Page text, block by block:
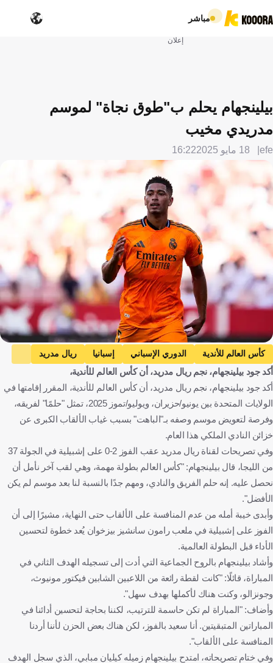
مباشر
إعلان
بيلينجهام يحلم ب"طوق نجاة" لموسم
مدريدي مخيب
efe 18 مايو 2025 16:22
كأس العالم للأندية الدوري الإسباني إسبانيا
ريال مدريد
إشبيلية
الهلال
المملكة العربية السعودية
جود بيلينجهام
إنجلترا كرة قدم
أكد جود بيلينجهام، نجم ريال مدريد، أن كأس العالم للأندية،
أكد جود بيلينجهام، نجم ريال مدريد، أن كأس العالم للأندية، المقرر إقامتها في
الولايات المتحدة بين يونيو/حزيران، ويوليو/تموز 2025، تمثل "حلمًا" لفريقه،
وفرصة لتعويض موسم وصفه بـ"الباهت" بسبب غياب الألقاب الكبرى عن
خزائن النادي الملكي هذا العام.
وفي تصريحات لقناة ريال مدريد عقب الفوز 2-0 على إشبيلية في الجولة 37
من الليجا، قال بيلينجهام: "كأس العالم بطولة مهمة، وهي لقب آخر نأمل أن
نحصل عليه. إنه حلم الفريق والنادي، ومهم جدًا بالنسبة لنا بعد موسم لم يكن
الأفضل".
وأبدى خيبة أمله من عدم المنافسة على الألقاب حتى النهاية، مشيرًا إلى أن
الفوز على إشبيلية في ملعب رامون سانشيز بيزخوان يُعد خطوة لتحسين
الأداء قبل البطولة العالمية.
وأشاد بيلينجهام بالروح الجماعية التي أدت إلى تسجيله الهدف الثاني في
المباراة، قائلًا: "كانت لقطة رائعة من اللاعبين الشابين فيكتور مونيوث،
وجونزالو، وكنت هناك لأكملها بهدف سهل".
وأضاف: "المباراة لم تكن حاسمة للترتيب، لكننا بحاجة لتحسين أدائنا في
المباراتين المتبقيتين. أنا سعيد بالفوز، لكن هناك بعض الحزن لأننا أردنا
المنافسة على الألقاب".
وفي ختام تصريحاته، امتدح بيلينجهام زميله كيليان مبابي، الذي سجل الهدف